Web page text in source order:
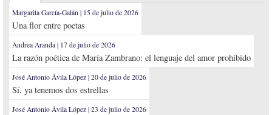
Margarita García-Galán | 15 de julio de 2026
Una flor entre poetas
Andrea Aranda | 17 de julio de 2026
La razón poética de María Zambrano: el lenguaje del amor prohibido
José Antonio Ávila López | 20 de julio de 2026
Sí, ya tenemos dos estrellas
José Antonio Ávila López | 23 de julio de 2026